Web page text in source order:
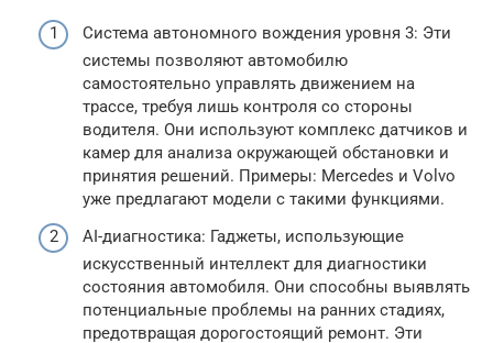
Система автономного вождения уровня 3: Эти
системы позволяют автомобилю
самостоятельно управлять движением на
трассе, требуя лишь контроля со стороны
водителя. Они используют комплекс датчиков и
камер для анализа окружающей обстановки и
принятия решений. Примеры: Mercedes и Volvo
уже предлагают модели с такими функциями.
AI-диагностика: Гаджеты, использующие
искусственный интеллект для диагностики
состояния автомобиля. Они способны выявлять
потенциальные проблемы на ранних стадиях,
предотвращая дорогостоящий ремонт. Эти